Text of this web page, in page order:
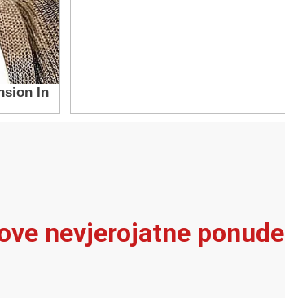
nevjerojatne ponude